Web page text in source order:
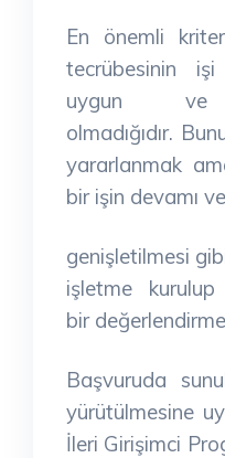
En önemli
tecrübesinin işi
uygun
olmadığıdır.
yararlanmak
bir işin devamı
genişletilmesi
işletme kurulup
bir
Başvuruda
yürütülmesine
İleri Girişimci